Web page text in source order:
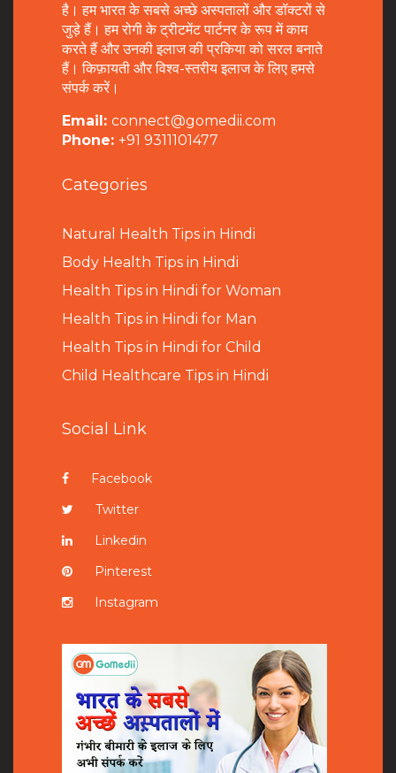
है। हम भारत के सबसे अच्छे अस्पतालों और डॉक्टरों से
जुड़े हैं। हम रोगी के ट्रीटमेंट पार्टनर के रूप में काम
करते हैं और उनकी इलाज की प्रकिया को सरल बनाते
हैं। किफ़ायती और विश्व-स्तरीय इलाज के लिए हमसे
संपर्क करें।
Email: connect@gomedii.com
Phone: +91 9311101477
Categories
Natural Health Tips in Hindi
Body Health Tips in Hindi
Health Tips in Hindi for Woman
Health Tips in Hindi for Man
Health Tips in Hindi for Child
Child Healthcare Tips in Hindi
Social Link
Facebook
Twitter
Linkedin
Pinterest
Instagram